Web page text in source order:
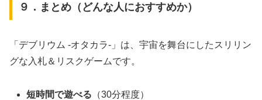
９．まとめ（どんな人におすすめか）
「デブリウム ‐オタカラ‐」は、宇宙を舞台にしたスリリン
グな入札＆リスクゲームです。
短時間で遊べる （30分程度）